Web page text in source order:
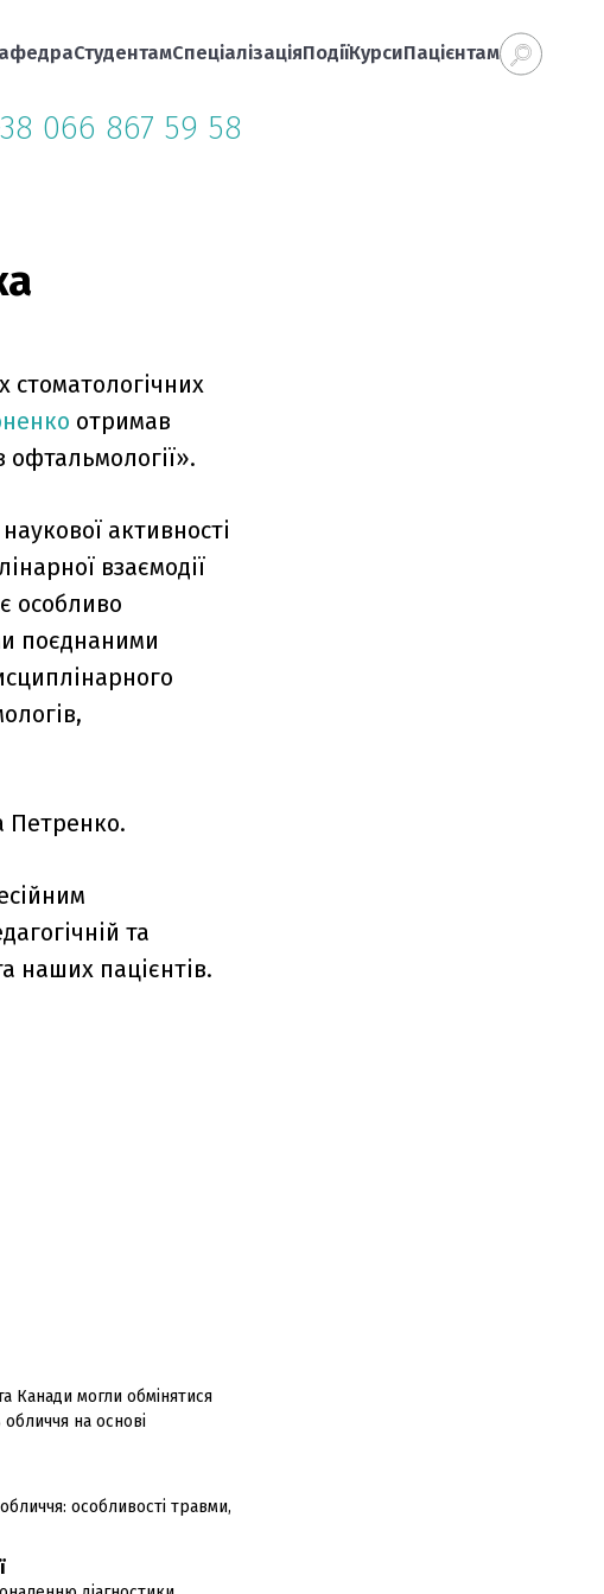
СтудентамСпеціалізаціяПодіїКурсиПацієнтам
066 867 59 58
стоматологічних
отримав
офтальмології».
активності
взаємодії
особливо
поєднаними
Петренко.
та
наших пацієнтів.
Канади могли обмінятися
на основі
особливості травми,